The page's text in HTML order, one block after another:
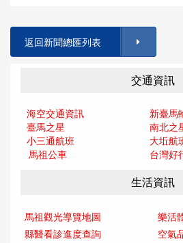
返回新聞總匯列表
交通資訊
海空交通資訊
新臺馬
臺馬之星
南北之
小三通航班
大坵航
馬祖公車
台灣好
生活資訊
馬祖觀光導覽地圖
樂活
縣醫看診進度查詢
空氣